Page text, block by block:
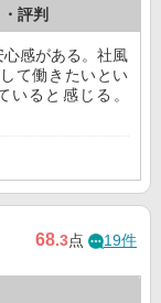
評判
感がある。社風
て働きたいとい
いると感じる。
68.3点 19件